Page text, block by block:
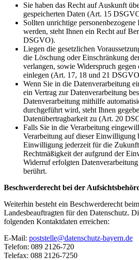
Sie haben das Recht auf Auskunft
gespeicherten Daten (Art. 15
Sollten unrichtige personenbezogene
werden, steht Ihnen ein Recht auf
DSGVO).
Liegen die gesetzlichen
die Löschung oder Einschränkung
verlangen, sowie Widerspruch gegen
einlegen (Art. 17, 18 und 21
Wenn Sie in die Datenverarbeitung
ein Vertrag zur Datenverarbeitung
Datenverarbeitung mithilfe
durchgeführt wird, steht Ihnen
Datenübertragbarkeit zu (Art. 20
Falls Sie in die Verarbeitung
Verarbeitung auf dieser Einwilligung
Einwilligung jederzeit für die
Rechtmäßigkeit der aufgrund der
Widerruf erfolgten
berührt.
Beschwerderecht bei der
Weiterhin besteht ein Beschwerderecht
Landesbeauftragten für den Datenschutz.
folgenden Kontaktdaten erreichen:
E-Mail: poststelle@datenschutz-bayern.de
Telefon: 089 2126-720
Telefax: 088 2126-7250